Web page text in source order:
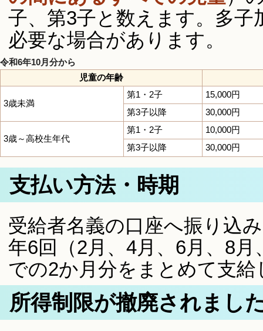
子、第3子と数えます。多
必要な場合があります。
令和6年10月分から
児童の年齢
3歳未満
第1・2子
15,000円
第3子以降
30,000円
3歳～高校生年代
第1・2子
10,000円
第3子以降
30,000円
支払い方法・時期
受給者名義の口座へ振り込
年6回（2月、4月、6月、8
での2か月分をまとめて支給
所得制限が撤廃されまし